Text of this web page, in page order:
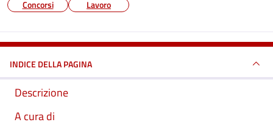
Concorsi Lavoro
INDICE DELLA PAGINA
Descrizione
A cura di